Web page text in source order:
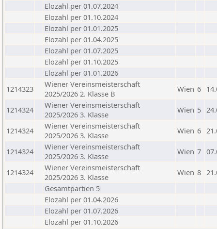
Elozahl per 01.07.2024
Elozahl per 01.10.2024
Elozahl per 01.01.2025
Elozahl per 01.04.2025
Elozahl per 01.07.2025
Elozahl per 01.10.2025
Elozahl per 01.01.2026
1214323
Wiener Vereinsmeisterschaft
2025/2026 2. Klasse B
Wien 6
1214324
Wiener Vereinsmeisterschaft
2025/2026 3. Klasse
Wien 5
1214324
Wiener Vereinsmeisterschaft
2025/2026 3. Klasse
Wien 6
1214324
Wiener Vereinsmeisterschaft
2025/2026 3. Klasse
Wien 7
1214324
Wiener Vereinsmeisterschaft
2025/2026 3. Klasse
Wien 8
Gesamtpartien 5
Elozahl per 01.04.2026
Elozahl per 01.07.2026
Elozahl per 01.10.2026